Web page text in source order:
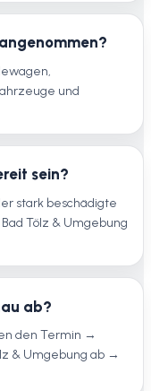
und
sein?
stark beschädigte
Tölz & Umgebung
ab?
den Termin →
& Umgebung ab →